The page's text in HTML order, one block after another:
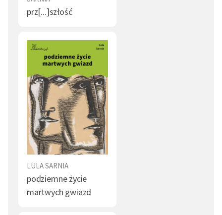
prz[...]szłość
LULA SARNIA
podziemne życie
martwych gwiazd